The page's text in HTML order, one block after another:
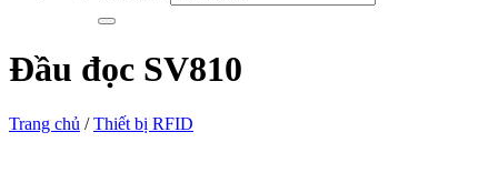
Đầu đọc SV810
Trang chủ / Thiết bị RFID